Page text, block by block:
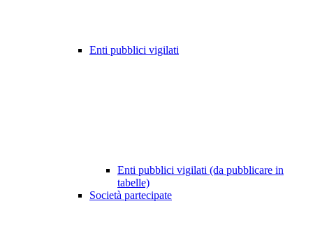
Enti pubblici vigilati
Enti pubblici vigilati (da pubblicare in
tabelle)
Società partecipate